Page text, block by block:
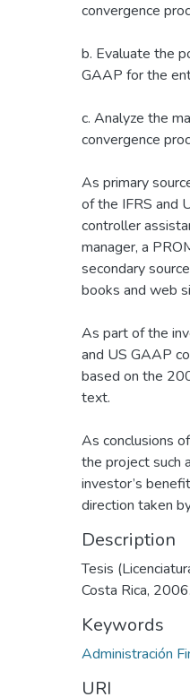
convergence
b. Evaluate the
GAAP for the
c. Analyze the
convergence
As primary
of the IFRS and
controller
manager, a
secondary
books and web
As part of the
and US GAAP
based on the
text.
As conclusions
the project such
investor’s
direction taken
Description
Tesis
Costa Rica, 2006.
Keywords
Administración
URI